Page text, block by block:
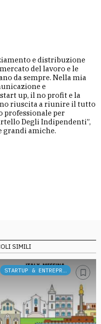
e distribuzione
del lavoro e le
da sempre. Nella mia
e
up, il no profit e la
riuscita a riunire il tutto
professionale per
Degli Indipendenti”,
grandi amiche.
SIMILI